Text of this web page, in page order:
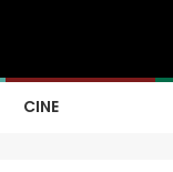
CINE